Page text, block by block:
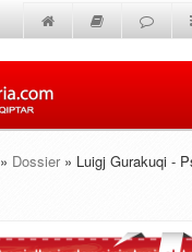
» Dossier » Luigj Gurakuqi -